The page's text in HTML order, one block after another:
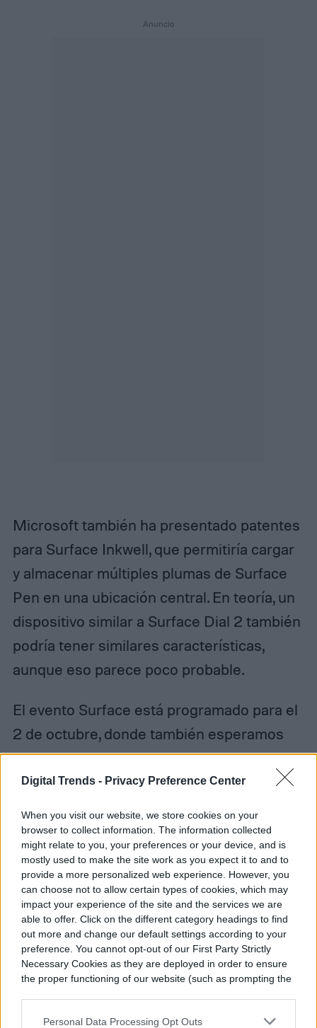
Digital Trends - Privacy Preference Center
When you visit our website, we store cookies on your
browser to collect information. The information collected
might relate to you, your preferences or your device, and is
mostly used to make the site work as you expect it to and to
provide a more personalized web experience. However, you
can choose not to allow certain types of cookies, which may
impact your experience of the site and the services we are
able to offer. Click on the different category headings to find
out more and change our default settings according to your
preference. You cannot opt-out of our First Party Strictly
Necessary Cookies as they are deployed in order to ensure
the proper functioning of our website (such as prompting the
Personal Data Processing Opt Outs
Microsoft también ha presentado patentes
para Surface Inkwell, que permitiría cargar
y almacenar múltiples plumas de Surface
Pen en una ubicación central. En teoría, un
dispositivo similar a Surface Dial 2 también
podría tener similares características,
aunque eso parece poco probable.
El evento Surface está programado para el
2 de octubre, donde también esperamos
ver detalles deuna nueva Surface Pro 6. Te
mantendremos informado.
Milenka Peña
Former Digital Trends Contributor
Milenka Peña es periodista, escritora,
productora y conductora de radio y
televisión, nominada a los Premios Emmy
por…